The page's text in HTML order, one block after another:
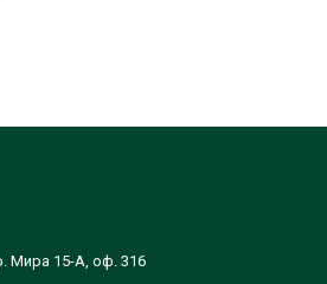
Мира 15-А, оф. 316